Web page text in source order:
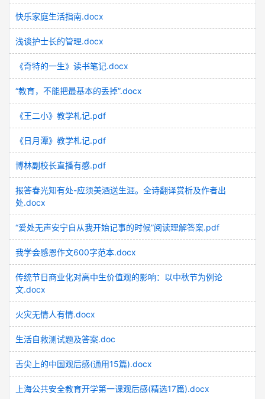
快乐家庭生活指南.docx
浅谈护士长的管理.docx
《奇特的一生》读书笔记.docx
“教育，不能把最基本的丢掉”.docx
《王二小》教学札记.pdf
《日月潭》教学札记.pdf
博林副校长直播有感.pdf
报答春光知有处-应须美酒送生涯。全诗翻译赏析及作者出
处.docx
“爱处无声安宁自从我开始记事的时候”阅读理解答案.pdf
我学会感恩作文600字范本.docx
传统节日商业化对高中生价值观的影响：以中秋节为例论
文.docx
火灾无情人有情.docx
生活自救测试题及答案.doc
舌尖上的中国观后感(通用15篇).docx
上海公共安全教育开学第一课观后感(精选17篇).docx